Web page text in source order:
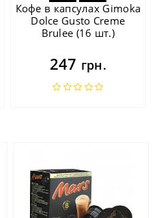
Кофе в капсулах Gimoka
Dolce Gusto Creme
Brulee (16 шт.)
247 грн.